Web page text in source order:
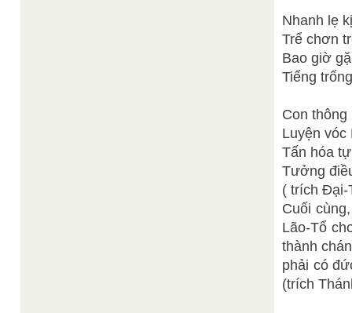
Nhanh lẹ
Trể chơn
Bao giờ
Tiếng
Con
Luyện vóc
Tấn hóa
Tưởng
( trích Đại-
Cuối
Lão-Tổ
thành
phải có
(trích